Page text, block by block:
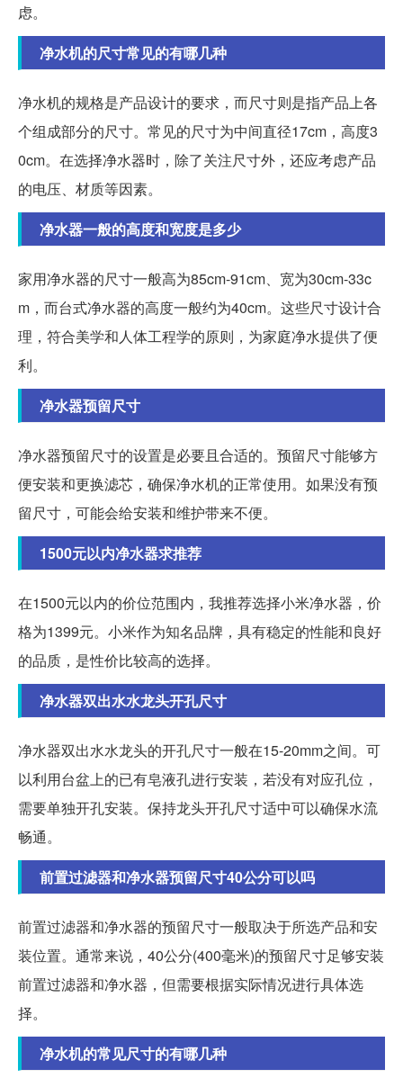
虑。
净水机的尺寸常见的有哪几种
净水机的规格是产品设计的要求，而尺寸则是指产品上各
个组成部分的尺寸。常见的尺寸为中间直径17cm，高度3
0cm。在选择净水器时，除了关注尺寸外，还应考虑产品
的电压、材质等因素。
净水器一般的高度和宽度是多少
家用净水器的尺寸一般高为85cm-91cm、宽为30cm-33c
m，而台式净水器的高度一般约为40cm。这些尺寸设计合
理，符合美学和人体工程学的原则，为家庭净水提供了便
利。
净水器预留尺寸
净水器预留尺寸的设置是必要且合适的。预留尺寸能够方
便安装和更换滤芯，确保净水机的正常使用。如果没有预
留尺寸，可能会给安装和维护带来不便。
1500元以内净水器求推荐
在1500元以内的价位范围内，我推荐选择小米净水器，价
格为1399元。小米作为知名品牌，具有稳定的性能和良好
的品质，是性价比较高的选择。
净水器双出水水龙头开孔尺寸
净水器双出水水龙头的开孔尺寸一般在15-20mm之间。可
以利用台盆上的已有皂液孔进行安装，若没有对应孔位，
需要单独开孔安装。保持龙头开孔尺寸适中可以确保水流
畅通。
前置过滤器和净水器预留尺寸40公分可以吗
前置过滤器和净水器的预留尺寸一般取决于所选产品和安
装位置。通常来说，40公分(400毫米)的预留尺寸足够安装
前置过滤器和净水器，但需要根据实际情况进行具体选
择。
净水机的常见尺寸的有哪几种